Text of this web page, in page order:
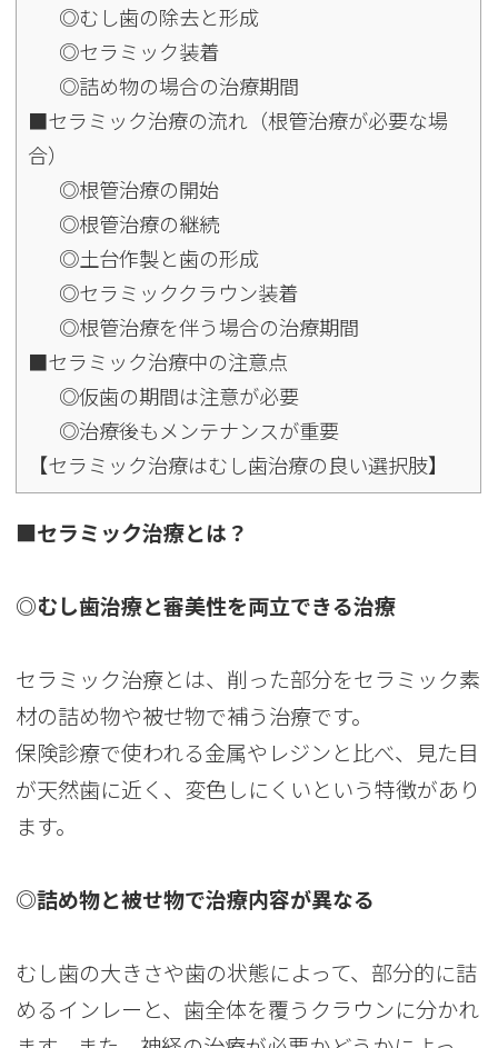
◎むし歯の除去と形成
◎セラミック装着
◎詰め物の場合の治療期間
■セラミック治療の流れ（根管治療が必要な場
合）
◎根管治療の開始
◎根管治療の継続
◎土台作製と歯の形成
◎セラミッククラウン装着
◎根管治療を伴う場合の治療期間
■セラミック治療中の注意点
◎仮歯の期間は注意が必要
◎治療後もメンテナンスが重要
【セラミック治療はむし歯治療の良い選択肢】
■セラミック治療とは？
◎むし歯治療と審美性を両立できる治療
セラミック治療とは、削った部分をセラミック素
材の詰め物や被せ物で補う治療です。
保険診療で使われる金属やレジンと比べ、見た目
が天然歯に近く、変色しにくいという特徴があり
ます。
◎詰め物と被せ物で治療内容が異なる
むし歯の大きさや歯の状態によって、部分的に詰
めるインレーと、歯全体を覆うクラウンに分かれ